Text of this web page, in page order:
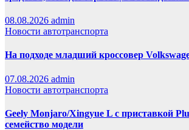
08.08.2026 admin
Новости автотранспорта
На подходе младший кроссовер
07.08.2026 admin
Новости автотранспорта
Geely Monjaro/Xingyue L с приставкой
семейство модели